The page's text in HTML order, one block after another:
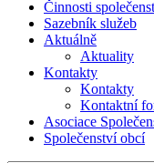
Činnosti
Sazebník služeb
Aktuálně
Aktuality
Kontakty
Kontakty
Kontaktní
Asociace
Společenství obcí